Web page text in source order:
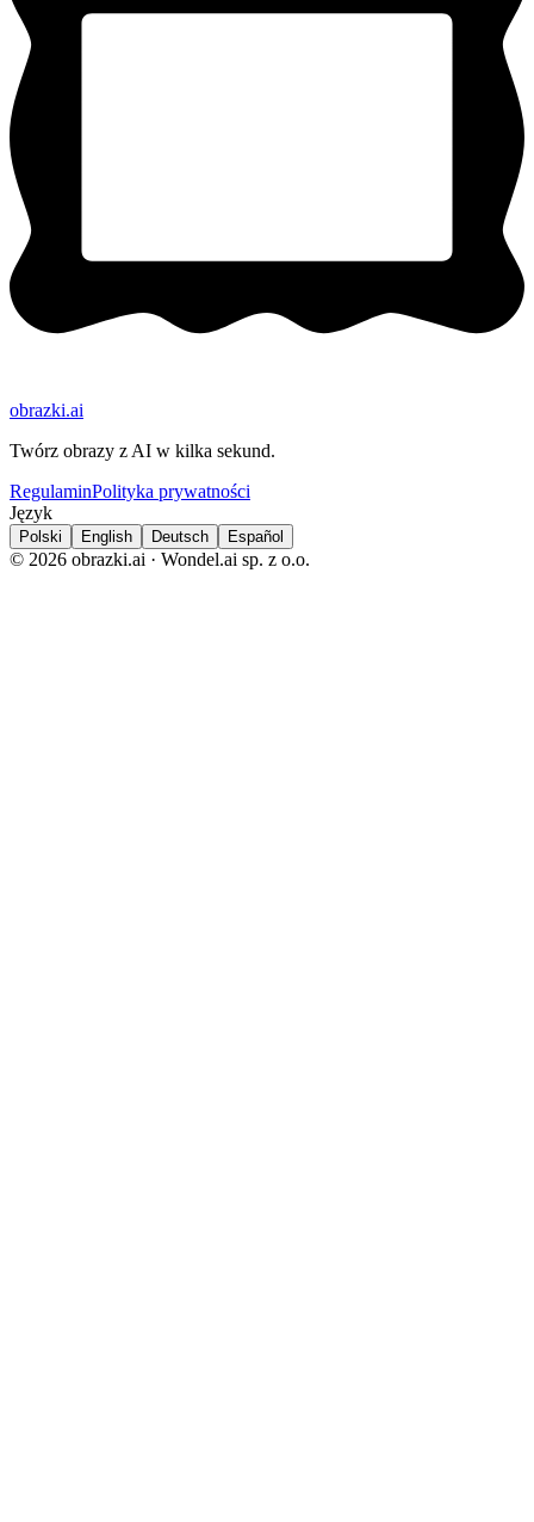
obrazki.ai
Twórz obrazy z AI w kilka sekund.
RegulaminPolityka prywatności
Język
Polski English Deutsch Español
© 2026 obrazki.ai · Wondel.ai sp. z o.o.